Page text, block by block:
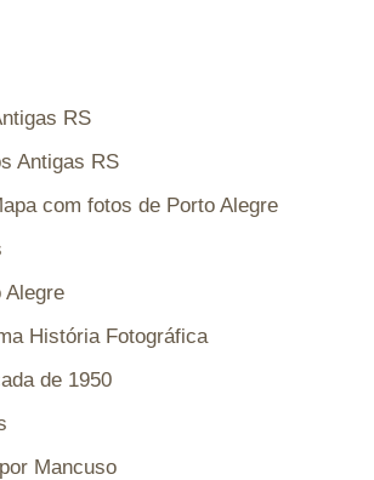
RS
Antigas RS
com fotos de Porto Alegre
Alegre
História Fotográfica
de 1950
Mancuso